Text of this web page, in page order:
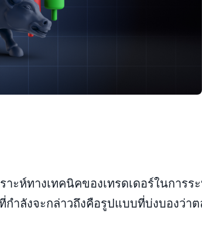
ะห์ทางเทคนิคของเทรดเดอร์ในการร
ำลังจะกล่าวถึงคือรูปแบบที่บ่งบองว่า